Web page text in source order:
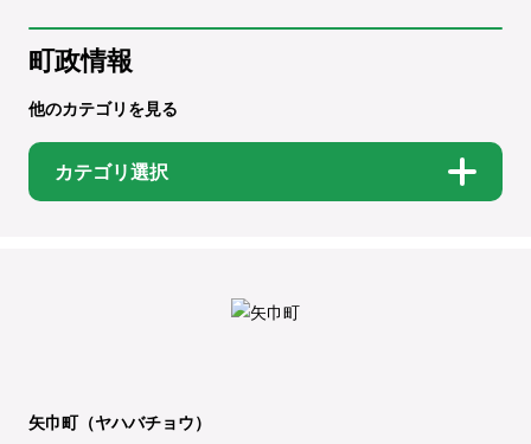
町政情報
他のカテゴリを見る
カテゴリ選択
矢巾町（ヤハバチョウ）